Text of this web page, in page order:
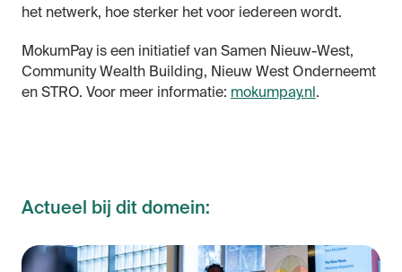
het netwerk, hoe sterker het voor iedereen wordt.
MokumPay is een initiatief van Samen Nieuw-West,
Community Wealth Building, Nieuw West Onderneemt
en STRO. Voor meer informatie: mokumpay.nl.
Actueel bij dit domein: